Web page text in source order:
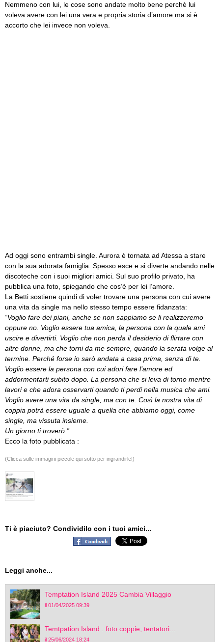
Nemmeno con lui, le cose sono andate molto bene perchè lui
voleva avere con lei una vera e propria storia d’amore ma si è
accorto che lei invece non voleva.
Ad oggi sono entrambi single. Aurora è tornata ad Atessa a stare
con la sua adorata famiglia. Spesso esce e si diverte andando nelle
discoteche con i suoi migliori amici. Sul suo profilo privato, ha
pubblica una foto, spiegando che cos’è per lei l’amore.
La Betti sostiene quindi di voler trovare una persona con cui avere
una vita da single ma nello stesso tempo essere fidanzata:
“Voglio fare dei piani, anche se non sappiamo se li realizzeremo
oppure no. Voglio essere tua amica, la persona con la quale ami
uscire e divertirti. Voglio che non perda il desiderio di flirtare con
altre donne, ma che torni da me sempre, quando la serata volge al
termine. Perché forse io sarò andata a casa prima, senza di te.
Voglio essere la persona con cui adori fare l’amore ed
addormentarti subito dopo. La persona che si leva di torno mentre
lavori e che adora osservarti quando ti perdi nella musica che ami.
Voglio avere una vita da single, ma con te. Così la nostra vita di
coppia potrà essere uguale a quella che abbiamo oggi, come
single, ma vissuta insieme.
Un giorno ti troverò.”
Ecco la foto pubblicata :
(Clicca sulle immagini piccole qui sotto per ingrandirle!)
Ti è piaciuto? Condividilo con i tuoi amici...
Leggi anche...
Temptation Island 2025 Cambia Villaggio
il 01/04/2025 09:39
Temtpation Island : foto coppie, tentatori...
il 25/06/2024 18:24